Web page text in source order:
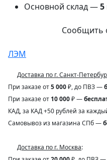
Основной склад —5
Сообщить
ЛЭМ
Доставка по г. Санкт-
При заказе от5 000₽, до ПВЗ —
При заказе от 10 000₽ —
КАД, за КАД +50 рублей за
Самовывоз из магазина СПб —
Доставка по г. Москва: